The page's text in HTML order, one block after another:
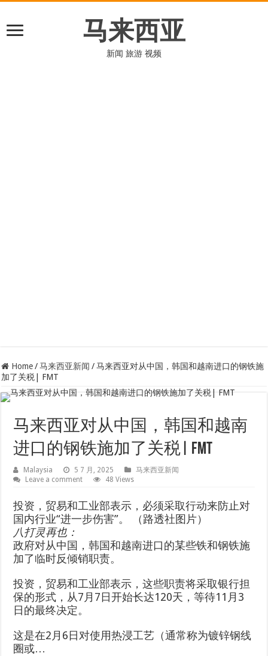
马来西亚
新闻 旅游 视频
Home / 马来西亚新闻 / 马来西亚对从中国，韩国和越南进口的钢铁施
加了关税| FMT
马来西亚对从中国，韩国和越南
进口的钢铁施加了关税| FMT
Malaysia 5 7 月, 2025
马来西亚新闻
Leave a comment
48 Views
投资，贸易和工业部表示，必须采取行动来防止对
国内行业“进一步伤害”。 （路透社图片）
八打灵再也 ：
政府对从中国，韩国和越南进口的某些铁和钢铁施
加了临时反倾销职责。
投资，贸易和工业部表示，这些职责将采取银行担
保的形式，从7月7日开始长达120天，等待11月3
日的最终决定。
这是在2月6日对使用热浸工艺（通常称为镀锌钢线
圈或…